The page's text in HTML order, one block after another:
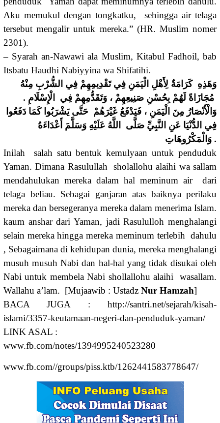
Aku memukul dengan tongkatku, sehingga air telaga
tersebut mengalir untuk mereka.” (HR. Muslim nomer
2301).
– Syarah an-Nawawi ala Muslim, Kitabul Fadhoil, bab
Itsbatu Haudhi Nabiyyina wa Shifatihi.
وَهَذِهِ كَرَامَةٌ لِأَهْلِ الْيَمَنِ فِي تَقْدِيمِهِمْ فِي الشُّرْبِ مِنْهُ
مُجَازَاةً لَهُمْ بِحُسْنِ صَنِيعِهِمْ ، وَتَقَدُّمِهِمْ فِي الْإِسْلَامِ .
وَالْأَنْصَارُ مِنَ الْيَمَنِ ، فَيَدْفَعُ غَيْرَهُمْ حَتَّى يَشْرَبُوا كَمَا دَفَعُوا
فِي الدُّنْيَا عَنِ النَّبِيِّ صَلَّى اللَّهُ عَلَيْهِ وَسَلَّمَ أَعْدَاءَهُ
وَالْمَكْرُوهَاتِ .
Inilah salah satu bentuk kemulyaan untuk penduduk
Yaman. Dimana Rasulullah sholallohu alaihi wa sallam
mendahulukan mereka dalam hal meminum air dari
telaga beliau. Sebagai ganjaran atas baiknya perilaku
mereka dan bersegeranya mereka dalam menerima Islam.
kaum anshar dari Yaman, jadi Rasululloh menghalangi
selain mereka hingga mereka meminum terlebih dahulu
, Sebagaimana di kehidupan dunia, mereka menghalangi
musuh musuh Nabi dan hal-hal yang tidak disukai oleh
Nabi untuk membela Nabi shollallohu alaihi wasallam.
Wallahu a’lam. [Mujaawib : Ustadz Nur Hamzah]
BACA JUGA : http://santri.net/sejarah/kisah-
islami/3357-keutamaan-negeri-dan-penduduk-yaman/
LINK ASAL :
www.fb.com/notes/1394995240523280
www.fb.com//groups/piss.ktb/1262441583778647/